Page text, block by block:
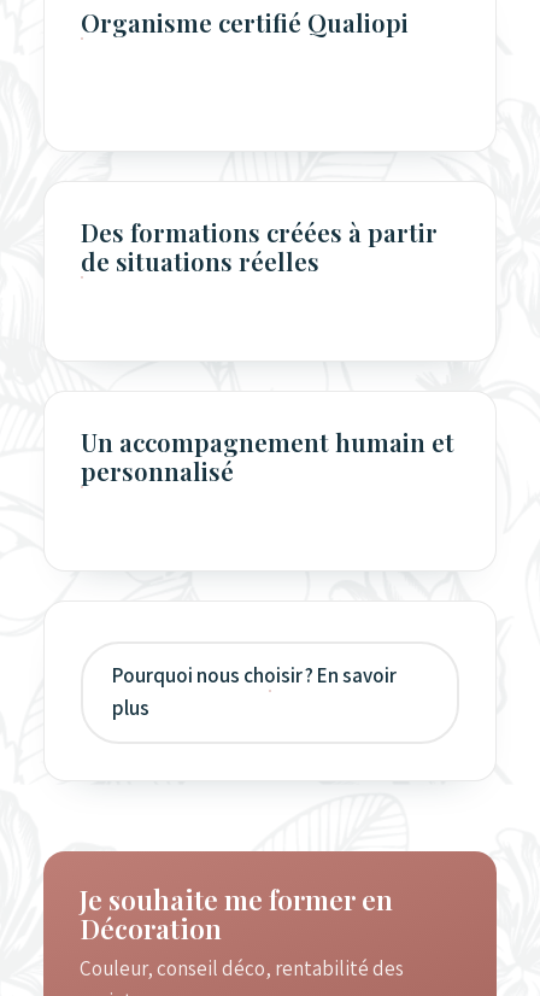
Organisme certifié Qualiopi
Des formations créées à partir
de situations réelles
Un accompagnement humain et
personnalisé
Pourquoi nous choisir ? En savoir
plus
Je souhaite me former en
Décoration
Couleur, conseil déco, rentabilité des